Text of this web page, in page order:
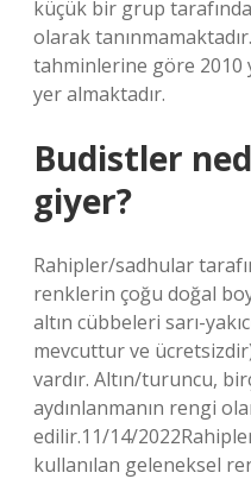
küçük bir grup
olarak
tahminlerine göre 2010
yer almaktadır.
Budistler
giyer?
Rahipler/sadhular
renklerin çoğu doğal
altın cübbeleri sarı-
mevcuttur ve
vardır. Altın/turuncu,
aydınlanmanın rengi
edilir.11/14/
kullanılan geleneksel